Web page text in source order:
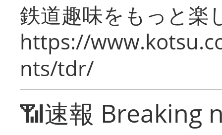
鉄道趣味をもっと楽
https://
nts/tdr/
📶速報 Breaking